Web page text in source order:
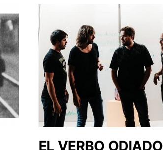
EL VERBO ODIADO